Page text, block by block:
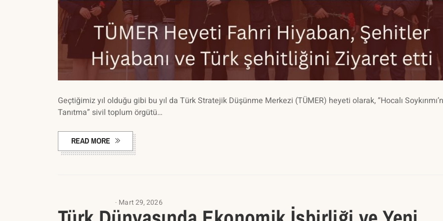
Geçtiğimiz yıl olduğu gibi bu yıl da Türk Stratejik Düşünme Merkezi (TÜMER) heyeti olarak, “Hocalı
Tanıtma” sivil toplum örgütü…
READ MORE
Mart 29, 2026